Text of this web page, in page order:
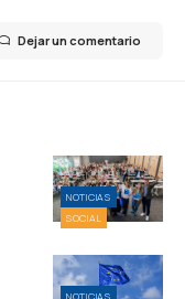
Dejar un comentario
NOTICIAS
SOCIAL
NOTICIAS